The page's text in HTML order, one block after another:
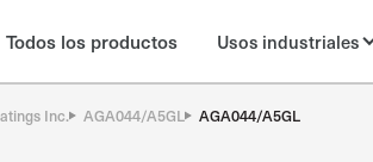
Todos los productos Usos industriales
Inc. AGA044/A5GL AGA044/A5GL